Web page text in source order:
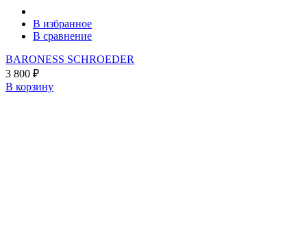
В избранное
В сравнение
BARONESS SCHROEDER
3 800 ₽
В корзину